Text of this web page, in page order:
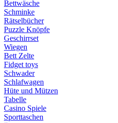
Bettwäsche
Schminke
Rätselbücher
Puzzle Knöpfe
Geschirrset
Wiegen
Bett Zelte
Fidget toys
Schwader
Schlafwagen
Hüte und Mützen
Tabelle
Casino Spiele
Sporttaschen